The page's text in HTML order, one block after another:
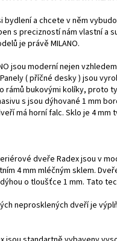
bydlení a chcete v něm
s precizností nám vlastní a
je právě MILANO.
jsou moderní nejen
( příčné desky ) jsou
rámů bukovými kolíky, proto
s jsou dýhované 1 mm
má horní falc. Sklo je 4 mm
dveře Radex jsou v
4 mm mléčným sklem.
o tloušťce 1 mm. Tato
neprosklených dveří je